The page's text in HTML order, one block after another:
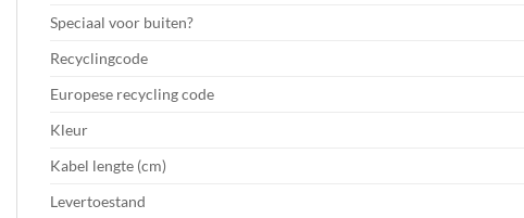
Speciaal voor buiten?
Recyclingcode
Europese recycling code
Kleur
Kabel lengte (cm)
Levertoestand